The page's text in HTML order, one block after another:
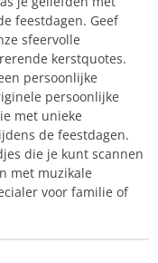
feestdagen. Geef
sfeervolle
kerstquotes.
persoonlijke
persoonlijke
met unieke
de feestdagen.
die je kunt scannen
met muzikale
voor familie of